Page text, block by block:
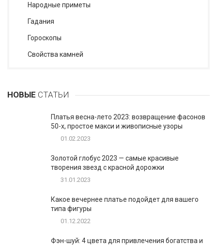
Народные приметы
Гадания
Гороскопы
Cвойства камней
НОВЫЕ СТАТЬИ
Платья весна-лето 2023: возвращение фасонов
50-х, простое макси и живописные узоры
01.02.2023
Золотой глобус 2023 — самые красивые
творения звезд с красной дорожки
31.01.2023
Какое вечернее платье подойдет для вашего
типа фигуры
01.12.2022
Фэн-шуй: 4 цвета для привлечения богатства и